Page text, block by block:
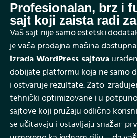
Profesionalan, brz i
sajt koji zaista radi
Vaš sajt nije samo estetski
je vaša prodajna mašina
izrada WordPress sajtova
dobijate platformu koja ne samo
i ostvaruje rezultate. Zato
tehnički optimizovane i u
sajtove koji pružaju odlično
se učitavaju i ostavljaju snažan